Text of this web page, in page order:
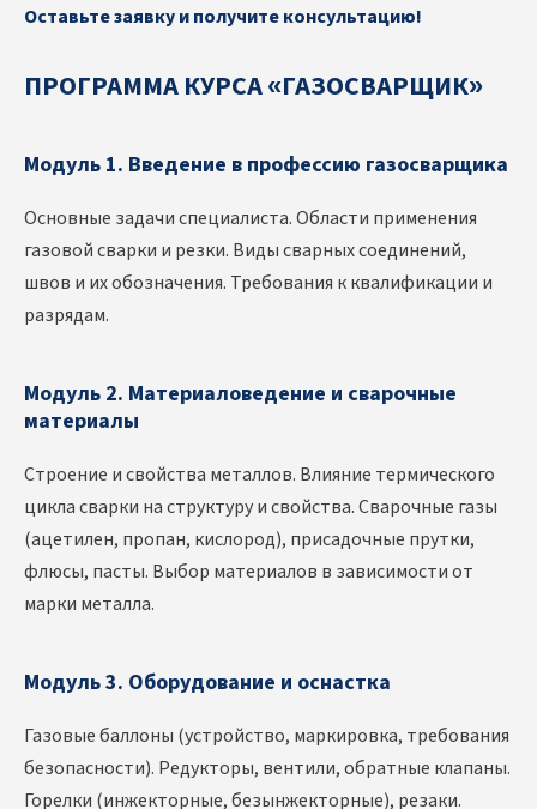
Оставьте заявку и получите консультацию!
ПРОГРАММА КУРСА «ГАЗОСВАРЩИК»
Модуль 1. Введение в профессию газосварщика
Основные задачи специалиста. Области применения
газовой сварки и резки. Виды сварных соединений,
швов и их обозначения. Требования к квалификации и
разрядам.
Модуль 2. Материаловедение и сварочные
материалы
Строение и свойства металлов. Влияние термического
цикла сварки на структуру и свойства. Сварочные газы
(ацетилен, пропан, кислород), присадочные прутки,
флюсы, пасты. Выбор материалов в зависимости от
марки металла.
Модуль 3. Оборудование и оснастка
Газовые баллоны (устройство, маркировка, требования
безопасности). Редукторы, вентили, обратные клапаны.
Горелки (инжекторные, безынжекторные), резаки.